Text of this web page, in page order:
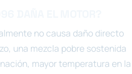
no causa daño directo
una mezcla pobre sostenida
mayor temperatura en la